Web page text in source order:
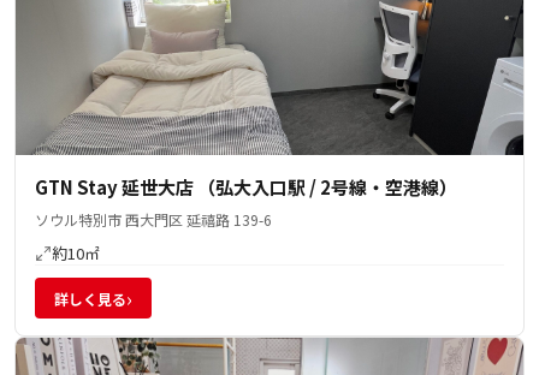
GTN Stay 延世大店 （弘大入口駅 / 2号線・空港線）
ソウル特別市 西大門区 延禧路 139-6
約10㎡
詳しく見る›